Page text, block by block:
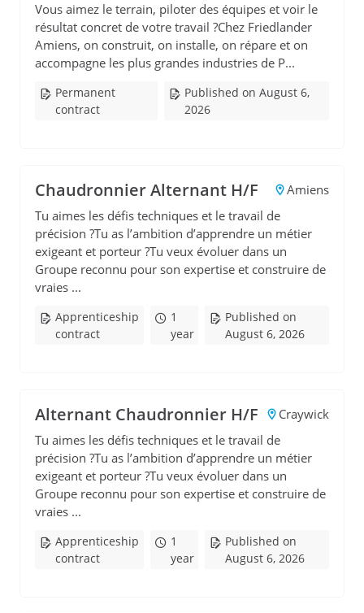
Vous aimez le terrain, piloter des équipes et voir le
résultat concret de votre travail ?Chez Friedlander
Amiens, on construit, on installe, on répare et on
accompagne les plus grandes industries de P...
Permanent
contract
Published on August 6,
2026
Chaudronnier Alternant H/F
Amiens
Tu aimes les défis techniques et le travail de
précision ?Tu as l’ambition d’apprendre un métier
exigeant et porteur ?Tu veux évoluer dans un
Groupe reconnu pour son expertise et construire de
vraies ...
Apprenticeship
contract
1
year
Published on
August 6, 2026
Alternant Chaudronnier H/F
Craywick
Tu aimes les défis techniques et le travail de
précision ?Tu as l’ambition d’apprendre un métier
exigeant et porteur ?Tu veux évoluer dans un
Groupe reconnu pour son expertise et construire de
vraies ...
Apprenticeship
contract
1
year
Published on
August 6, 2026